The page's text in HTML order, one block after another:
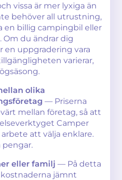
vissa är mer lyxiga än
behöver all utrustning,
en billig campingbil eller
Om du ändrar dig
en uppgradering vara
varierar,
olika
— Priserna
mellan företag, så att
Camper
att välja enklare.
pengar.
eller familj — På detta
jämnt